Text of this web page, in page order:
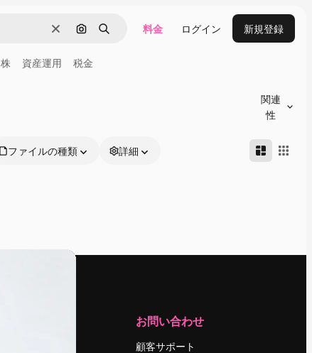
消去 画像で検索
検索 料金 ログイン 新規登録
株 資産運用 税金
関連
性
ファイルの種類 詳細
お問い合わせ
顧客サポート